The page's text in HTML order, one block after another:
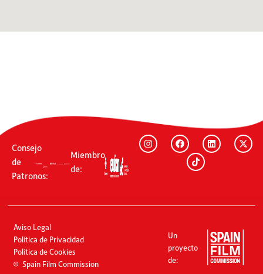
Consejo
de
Patronos:
Miembro
de:
Aviso Legal
Política de Privacidad
Política de Cookies
Spain Film Commission
Un
proyecto
de: